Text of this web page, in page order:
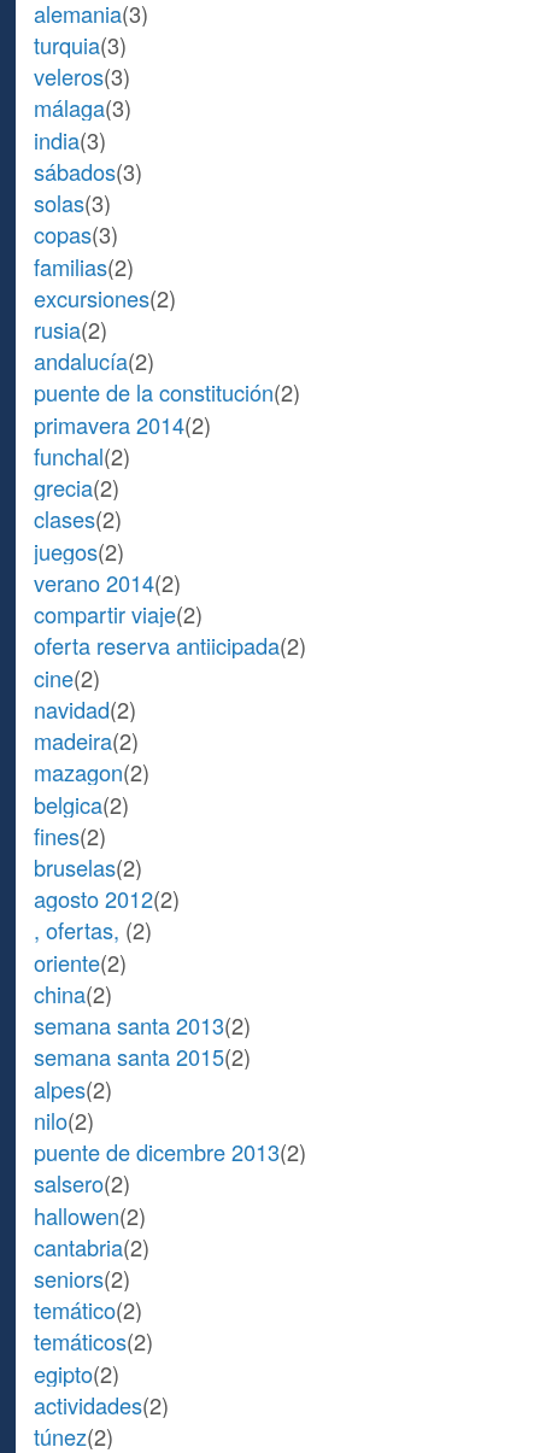
alemania(3)
turquia(3)
veleros(3)
málaga(3)
india(3)
sábados(3)
solas(3)
copas(3)
familias(2)
excursiones(2)
rusia(2)
andalucía(2)
puente de la constitución(2)
primavera 2014(2)
funchal(2)
grecia(2)
clases(2)
juegos(2)
verano 2014(2)
compartir viaje(2)
oferta reserva antiicipada(2)
cine(2)
navidad(2)
madeira(2)
mazagon(2)
belgica(2)
fines(2)
bruselas(2)
agosto 2012(2)
, ofertas, (2)
oriente(2)
china(2)
semana santa 2013(2)
semana santa 2015(2)
alpes(2)
nilo(2)
puente de dicembre 2013(2)
salsero(2)
hallowen(2)
cantabria(2)
seniors(2)
temático(2)
temáticos(2)
egipto(2)
actividades(2)
túnez(2)